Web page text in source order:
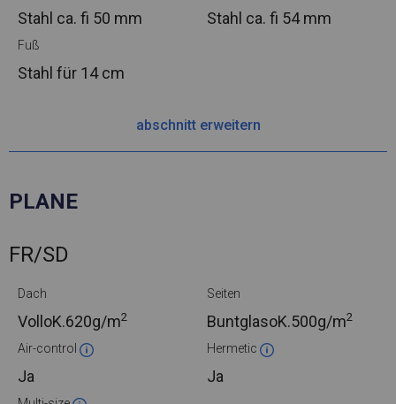
Stahl ca. fi 50 mm Stahl ca. fi 54 mm
Fuß
Stahl für 14 cm
abschnitt erweitern
PLANE
FR/SD
Dach
VolloK.620g/m2
Seiten
BuntglasoK.500g/m2
Air-control
Ja
Hermetic
Ja